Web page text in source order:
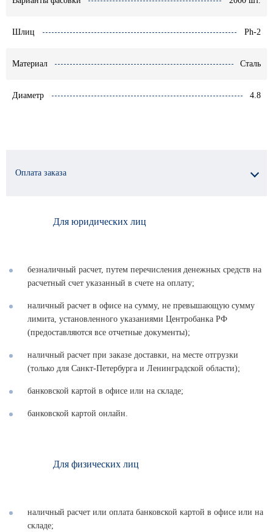
Шлиц Ph-2
Материал Сталь
Диаметр 4.8
Оплата заказа
Для юридических лиц
безналичный расчет, путем перечисления денежных средств на
расчетный счет указанный в счете на оплату;
наличный расчет в офисе на сумму, не превышающую сумму
лимита, установленного указаниями Центробанка РФ
(предоставляются все отчетные документы);
наличный расчет при заказе доставки, на месте отгрузки
(только для Санкт-Петербурга и Ленинградской области);
банковской картой в офисе или на складе;
банковской картой онлайн.
Для физических лиц
наличный расчет или оплата банковской картой в офисе или на
складе;